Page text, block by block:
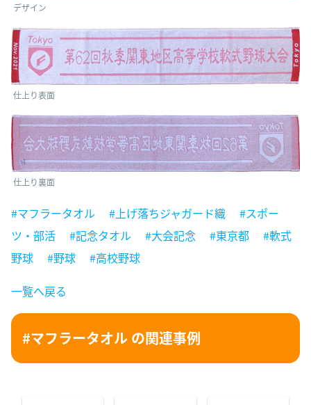
デザイン
仕上り表面
仕上り裏面
#マフラータオル #上げ落ちジャガード織
#スポー
ツ・部活
#記念タオル #大会記念 #東京都
#軟式
野球
#野球
#高校野球
一覧へ戻る
#マフラータオル の関連事例